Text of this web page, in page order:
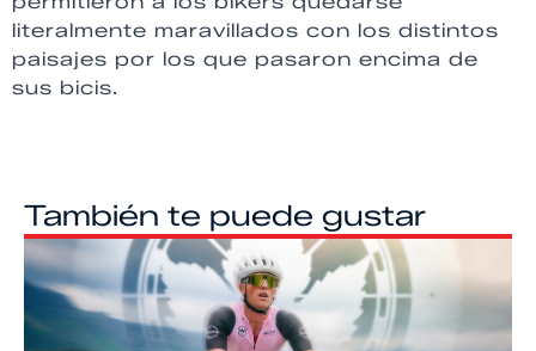
literalmente maravillados con los distintos
paisajes por los que pasaron encima de
sus bicis.
También te puede gustar